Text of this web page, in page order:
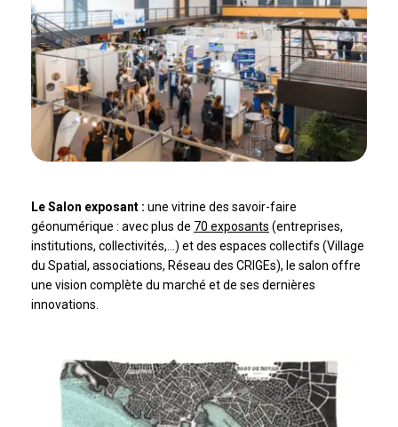
Le Salon exposant : une vitrine des savoir-faire
géonumérique : avec plus de 70 exposants (entreprises,
institutions, collectivités,…) et des espaces collectifs (Village
du Spatial, associations, Réseau des CRIGEs), le salon offre
une vision complète du marché et de ses dernières
innovations.